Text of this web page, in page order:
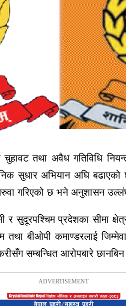
तथा अवैध गतिविधि
सुधार अभियान अघि
गरिएको छ भने अनुशासन
सुदूरपश्चिम प्रदेशका सीमा
तथा बीओपी कमाण्डरलाई
सम्बन्धित आरोपबारे